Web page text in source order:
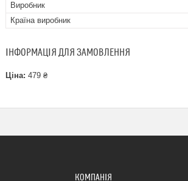
Виробник
Країна виробник
ІНФОРМАЦІЯ ДЛЯ ЗАМОВЛЕННЯ
Ціна: 479 ₴